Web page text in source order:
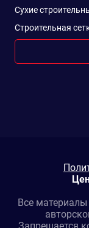
Сухие
Строительная
Все